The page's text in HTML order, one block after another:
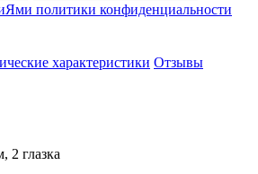
политики конфиденциальности
характеристики Отзывы
2 глазка